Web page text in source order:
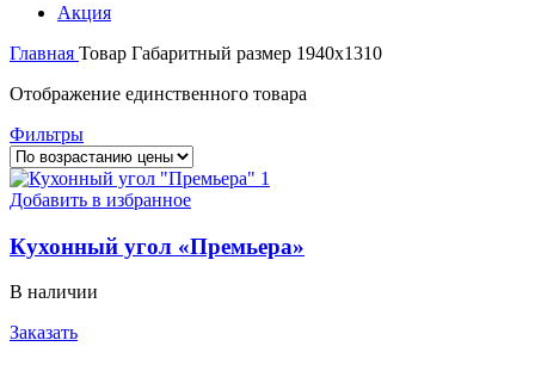
Акция
Главная Товар Габаритный размер 1940х1310
Отображение единственного товара
Фильтры
Добавить в избранное
Кухонный угол «Премьера»
В наличии
Заказать